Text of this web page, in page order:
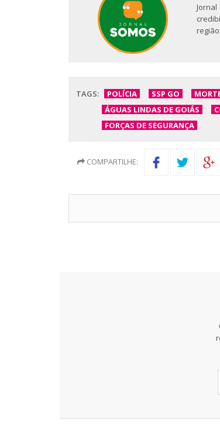
região.
TAGS: POLÍCIA SSP GO
ÁGUAS LINDAS DE GOIÁS
FORÇAS DE SEGURANÇA
COMPARTILHE: